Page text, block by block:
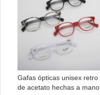
Gafas ópticas unisex retro
de acetato hechas a mano